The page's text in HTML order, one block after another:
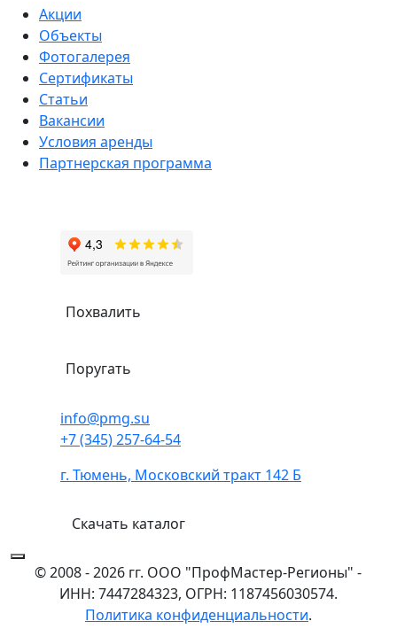
Акции
Объекты
Фотогалерея
Сертификаты
Статьи
Вакансии
Условия аренды
Партнерская программа
Похвалить
Поругать
info@pmg.su
+7 (345) 257-64-54
г. Тюмень, Московский тракт 142 Б
Скачать каталог
© 2008 - 2026 гг. ООО "ПрофМастер-Регионы" -
ИНН: 7447284323, ОГРН: 1187456030574.
Политика конфиденциальности.